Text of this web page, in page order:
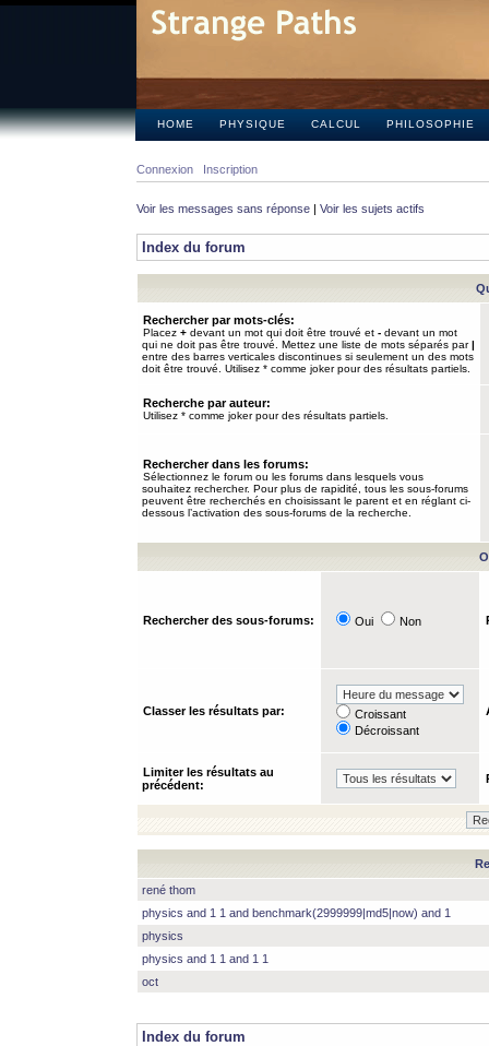
HOME PHYSIQUE CALCUL PHILOSOPHIE
Connexion Inscription
Voir les messages sans réponse | Voir les sujets actifs
Index du forum
Rechercher par mots-clés:
Placez + devant un mot qui doit être trouvé et - devant un mot
qui ne doit pas être trouvé. Mettez une liste de mots séparés par|
entre des barres verticales discontinues si seulement un des mots
doit être trouvé. Utilisez * comme joker pour des résultats partiels.
Recherche par auteur:
Utilisez * comme joker pour des résultats partiels.
Rechercher dans les forums:
Sélectionnez le forum ou les forums dans lesquels vous
souhaitez rechercher. Pour plus de rapidité, tous les sous-forums
peuvent être recherchés en choisissant le parent et en réglant ci-
dessous l’activation des sous-forums de la recherche.
Rechercher des sous-forums: Oui Non
Classer les résultats par:
Croissant
Décroissant
Limiter les résultats au
précédent:
rené thom
physics and 1 1 and benchmark(2999999|md5|now) and 1
physics
physics and 1 1 and 1 1
oct
Index du forum